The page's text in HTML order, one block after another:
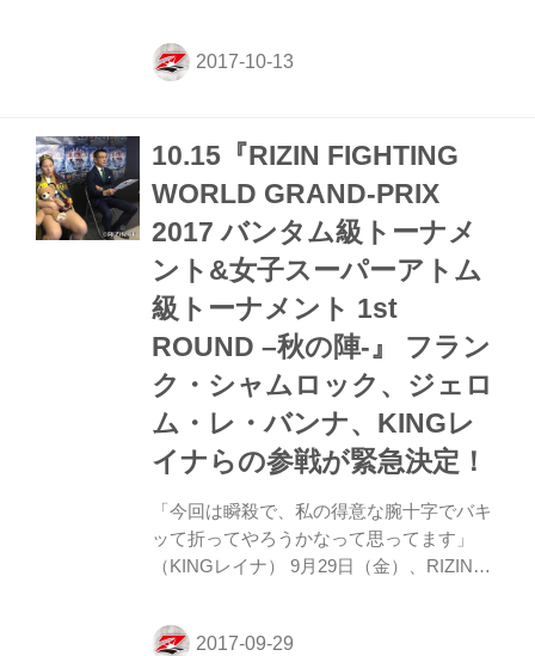
から試合に向けて調整していきます。 前回
の山本美憂戦ではアメリカのファンが凄く
た。RENAはビッグスターでアメリカでも
に勝たなければいけない。たしかにRENA
はグレートでタフなファイターだと思うけ
ど、私はファンをがっかりさせたくない。
前回と同じトレーニングを積んできまし
た。RENAは全体的に能力が高いと思うけ
ど、得意じゃな...
10.15『RIZIN FIGHTING
WORLD GRAND-PRIX
2017 バンタム級トーナメ
ント&女子スーパーアトム
級トーナメント 1st
ROUND –秋の陣-』 フラン
ク・シャムロック、ジェロ
ム・レ・バンナ、KINGレ
イナらの参戦が緊急決定！
「今回は瞬殺で、私の得意な腕十字でバキ
ッて折ってやろうかなって思ってます」
（KINGレイナ） 9月29日（金）、RIZIN事
GRAND-PRIX 2017 バンタム級トーナメン
ト&女子スーパーアトム級トーナメント 1st